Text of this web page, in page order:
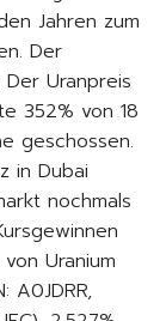
Jahren zum
Der
Uranpreis
352% von 18
geschossen.
in Dubai
nochmals
Uranium
A0JDRR,